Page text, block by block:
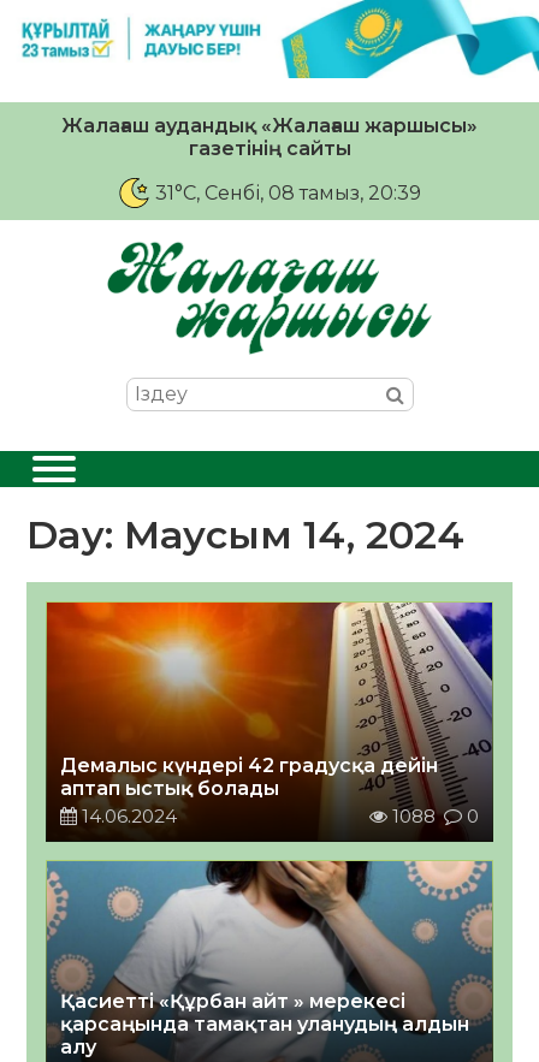
Жалағаш аудандық «Жалағаш жаршысы»
газетінің сайты
31°C, Сенбі, 08 тамыз, 20:39
Day: Маусым 14, 2024
Демалыс күндері 42 градусқа дейін
аптап ыстық болады
14.06.2024
1088 0
Қасиетті «Құрбан айт » мерекесі
қарсаңында тамақтан уланудың алдын
алу